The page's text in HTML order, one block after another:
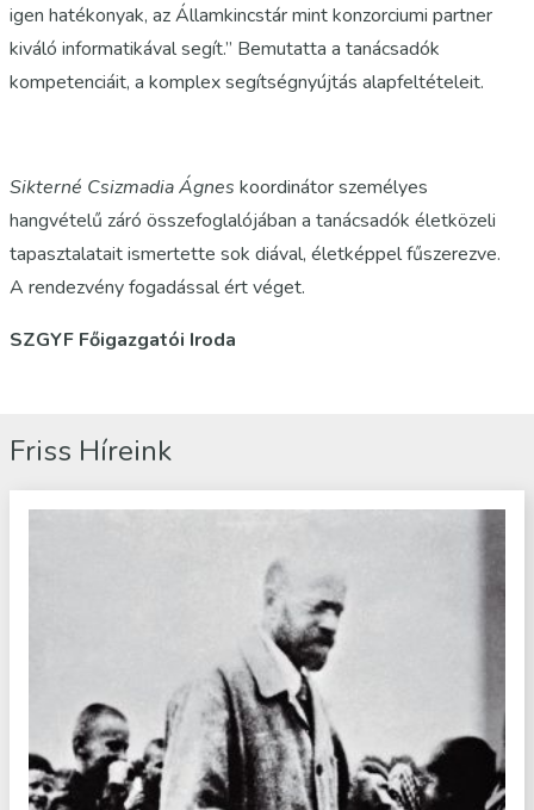
igen hatékonyak, az Államkincstár mint konzorciumi partner
kiváló informatikával segít.” Bemutatta a tanácsadók
kompetenciáit, a komplex segítségnyújtás alapfeltételeit.
Sikterné Csizmadia Ágnes koordinátor személyes
hangvételű záró összefoglalójában a tanácsadók életközeli
tapasztalatait ismertette sok diával, életképpel fűszerezve.
A rendezvény fogadással ért véget.
SZGYF Főigazgatói Iroda
Friss Híreink